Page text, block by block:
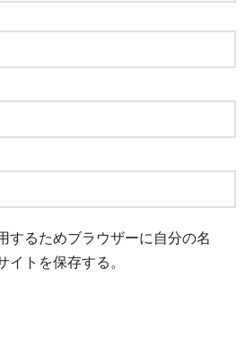
するためブラウザーに自分の名
イトを保存する。